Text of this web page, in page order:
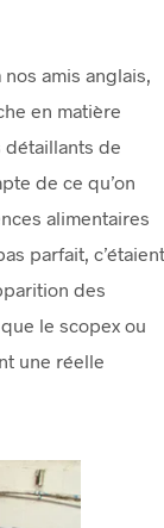
amis anglais,
en matière
détaillants de
de ce qu’on
alimentaires
parfait, c’étaient
des
le scopex ou
une réelle